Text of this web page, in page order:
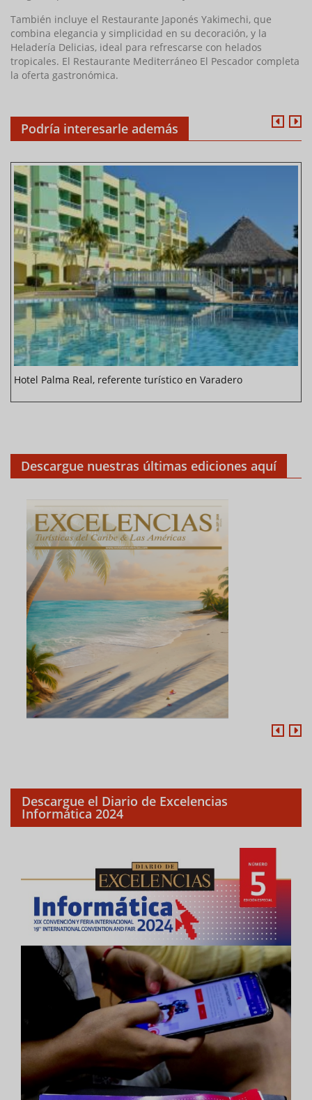
También incluye el Restaurante Japonés Yakimechi, que
combina elegancia y simplicidad en su decoración, y la
Heladería Delicias, ideal para refrescarse con helados
tropicales. El Restaurante Mediterráneo El Pescador completa
la oferta gastronómica.
Podría interesarle además
Hotel Palma Real, referente turístico en Varadero
Descargue nuestras últimas ediciones aquí
Descargue el Diario de Excelencias
Informática 2024